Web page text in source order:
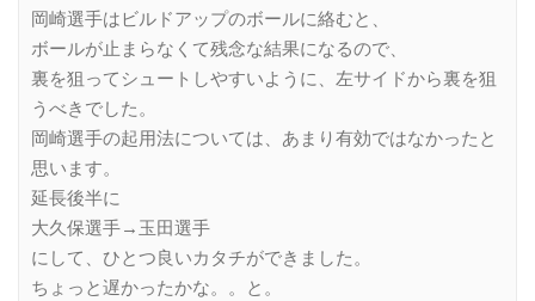
岡崎選手はビルドアップのボールに絡むと、
ボールが止まらなくて残念な結果になるので、
裏を狙ってシュートしやすいように、左サイドから裏を狙
うべきでした。
岡崎選手の起用法については、あまり有効ではなかったと
思います。
延長後半に
大久保選手→玉田選手
にして、ひとつ良いカタチができました。
ちょっと遅かったかな。。と。